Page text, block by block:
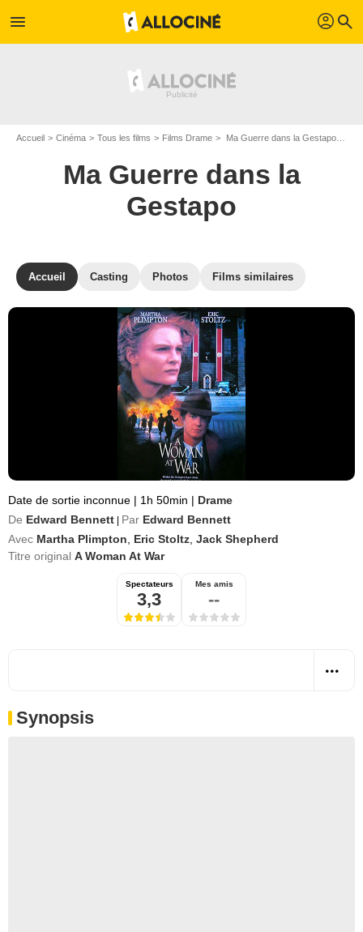
menu profil search
Accueil Cinéma Tous les films Films Drame Ma Guerre dans la Gestapo de Edward Bennett
Ma Guerre dans la
Gestapo
Accueil Casting Photos Films similaires
Date de sortie inconnue | 1h 50min | Drame
De Edward Bennett Par Edward Bennett
Avec Martha Plimpton Eric Stoltz Jack Shepherd
Titre original A Woman At War
Spectateurs
3,3
Mes amis
--
Synopsis